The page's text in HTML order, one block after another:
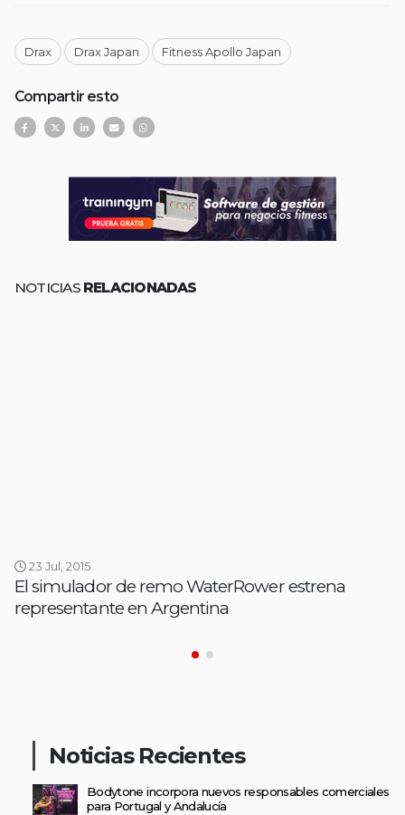
Drax Drax Japan Fitness Apollo Japan
Compartir esto
NOTICIAS RELACIONADAS
23 Jul, 2015
El simulador de remo WaterRower estrena
representante en Argentina
Noticias Recientes
Bodytone incorpora nuevos responsables comerciales
para Portugal y Andalucía